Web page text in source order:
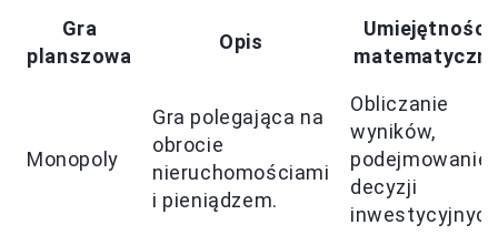
Gra
planszowa
Opis
Umiejętności
Monopoly
Gra polegająca na
obrocie
nieruchomościami
i pieniądzem.
Obliczanie
wyników,
podejmowanie
decyzji